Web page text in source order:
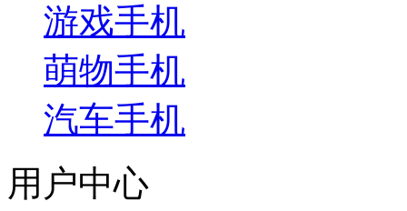
游戏手机
萌物手机
汽车手机
用户中心